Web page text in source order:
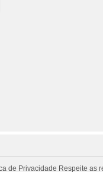
de Privacidade Respeite as